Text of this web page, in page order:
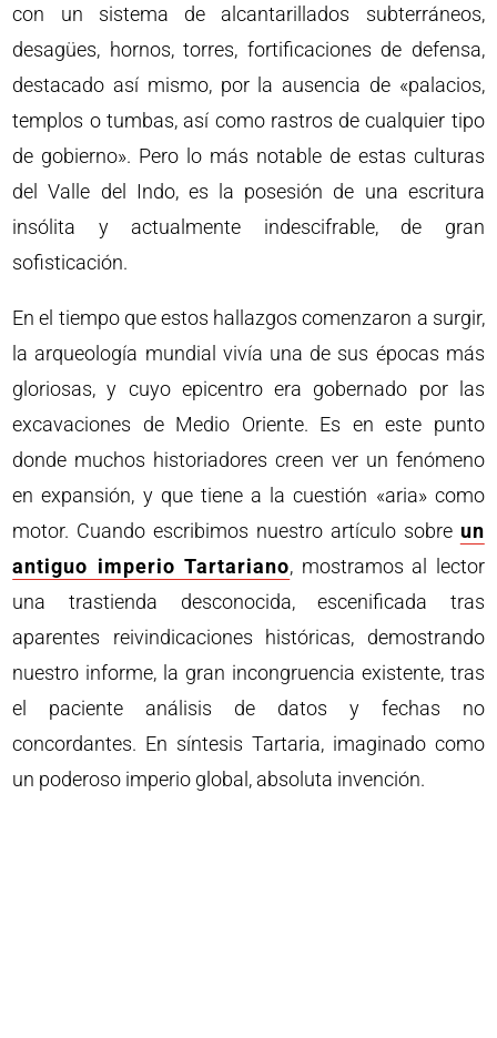
con un sistema de alcantarillados subterráneos,
desagües, hornos, torres, fortificaciones de defensa,
destacado así mismo, por la ausencia de «palacios,
templos o tumbas, así como rastros de cualquier tipo
de gobierno». Pero lo más notable de estas culturas
del Valle del Indo, es la posesión de una escritura
insólita y actualmente indescifrable, de gran
sofisticación.
En el tiempo que estos hallazgos comenzaron a surgir,
la arqueología mundial vivía una de sus épocas más
gloriosas, y cuyo epicentro era gobernado por las
excavaciones de Medio Oriente. Es en este punto
donde muchos historiadores creen ver un fenómeno
en expansión, y que tiene a la cuestión «aria» como
motor. Cuando escribimos nuestro artículo sobre un
antiguo imperio Tartariano, mostramos al lector
una trastienda desconocida, escenificada tras
aparentes reivindicaciones históricas, demostrando
nuestro informe, la gran incongruencia existente, tras
el paciente análisis de datos y fechas no
concordantes. En síntesis Tartaria, imaginado como
un poderoso imperio global, absoluta invención.